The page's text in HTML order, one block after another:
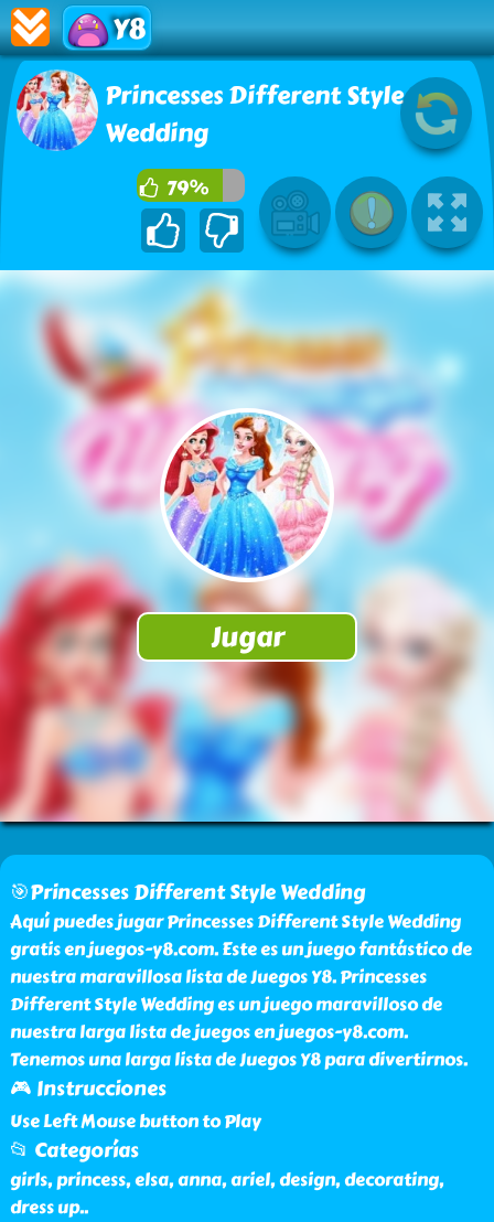
Y8
Princesses Different Style
Wedding
79%
🎯Princesses Different Style Wedding
Aquí puedes jugar Princesses Different Style Wedding
gratis en juegos-y8.com. Este es un juego fantástico de
nuestra maravillosa lista de Juegos Y8. Princesses
Different Style Wedding es un juego maravilloso de
nuestra larga lista de juegos en juegos-y8.com.
Tenemos una larga lista de Juegos Y8 para divertirnos.
🎮 Instrucciones
Use Left Mouse button to Play
📂 Categorías
girls, princess, elsa, anna, ariel, design, decorating,
dress up..